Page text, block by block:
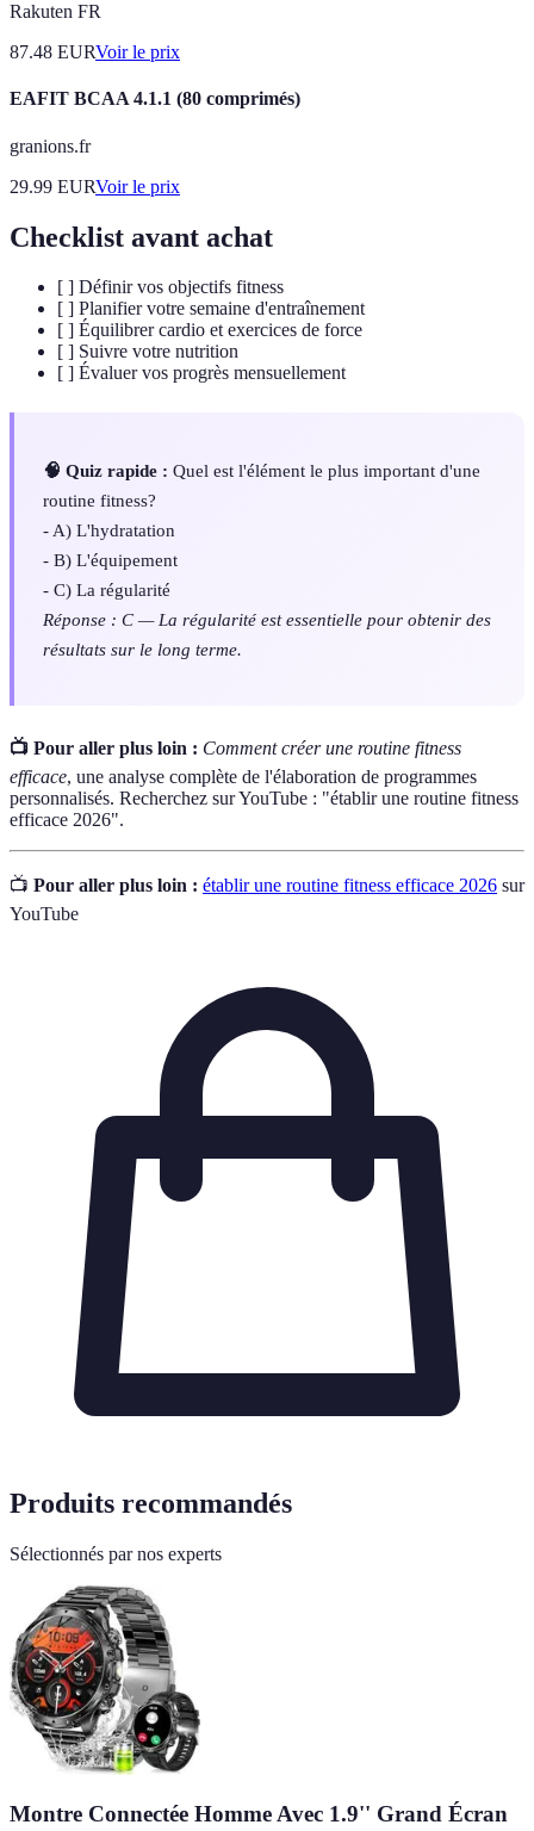
Rakuten FR
87.48 EURVoir le prix
EAFIT BCAA 4.1.1 (80 comprimés)
granions.fr
29.99 EURVoir le prix
Checklist avant achat
[ ] Définir vos objectifs fitness
[ ] Planifier votre semaine d'entraînement
[ ] Équilibrer cardio et exercices de force
[ ] Suivre votre nutrition
[ ] Évaluer vos progrès mensuellement
🧠 Quiz rapide : Quel est l'élément le plus important d'une
routine fitness?
- A) L'hydratation
- B) L'équipement
- C) La régularité
Réponse : C — La régularité est essentielle pour obtenir des
résultats sur le long terme.
📺 Pour aller plus loin : Comment créer une routine fitness
efficace, une analyse complète de l'élaboration de programmes
personnalisés. Recherchez sur YouTube : "établir une routine fitness
efficace 2026".
📺 Pour aller plus loin : établir une routine fitness efficace 2026 sur
YouTube
Produits recommandés
Sélectionnés par nos experts
Montre Connectée Homme Avec 1.9'' Grand Écran